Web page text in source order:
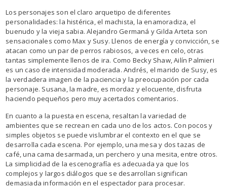
Los personajes son el claro arquetipo de diferentes
personalidades: la histérica, el machista, la enamoradiza, el
buenudo y la vieja sabia. Alejandro Germaná y Gilda Arteta son
sensacionales como Max y Susy. Llenos de energía y convicción, se
atacan como un par de perros rabiosos, a veces en celo, otras
tantas simplemente llenos de ira. Como Becky Shaw, Ailín Palmieri
es un caso de intensidad moderada. Andrés, el marido de Susy, es
la verdadera imagen de la paciencia y la preocupación por cada
personaje. Susana, la madre, es mordaz y elocuente, disfruta
haciendo pequeños pero muy acertados comentarios.
En cuanto a la puesta en escena, resaltan la variedad de
ambientes que se recrean en cada uno de los actos. Con pocos y
simples objetos se puede vislumbrar el contexto en el que se
desarrolla cada escena. Por ejemplo, una mesa y dos tazas de
café, una cama desarmada, un perchero y una mesita, entre otros.
La simplicidad de la escenografía es adecuada ya que los
complejos y largos diálogos que se desarrollan significan
demasiada información en el espectador para procesar.